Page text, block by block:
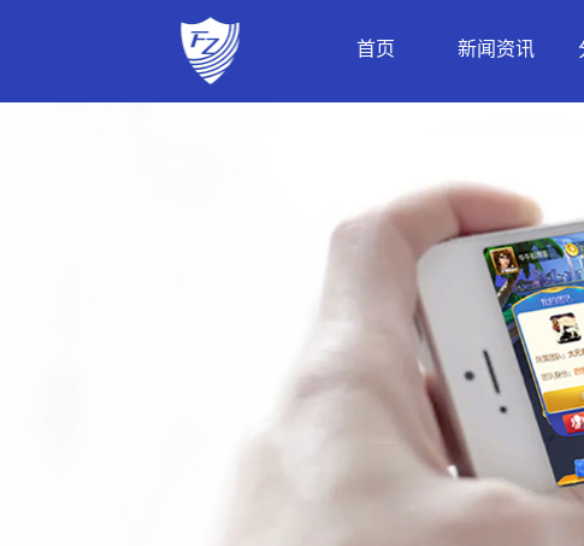
首页 新闻资讯